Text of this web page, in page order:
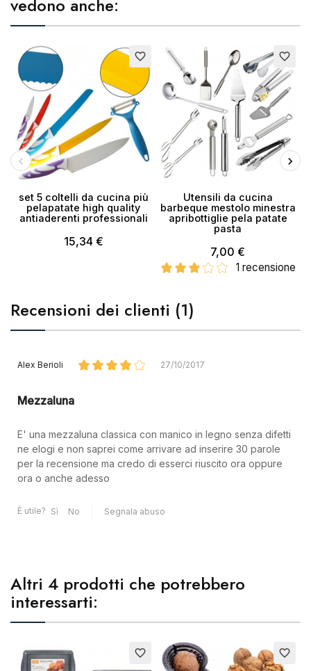
vedono anche:
favorite_border
set 5 coltelli da cucina più
pelapatate high quality
antiaderenti professionali
15,34 €
favorite_border
Utensili da cucina
barbeque mestolo minestra
apribottiglie pela patate
pasta
7,00 €
1 recensione
Recensioni dei clienti (1)
Alex Berioli 27/10/2017
Mezzaluna
E' una mezzaluna classica con manico in legno senza difetti
ne elogi e non saprei come arrivare ad inserire 30 parole
per la recensione ma credo di esserci riuscito ora oppure
ora o anche adesso
È utile? Sì No Segnala abuso
Altri 4 prodotti che potrebbero
interessarti:
favorite_border favorite_border
Crea lista dei desideri ×
Nome lista dei desideri
Crea lista dei desideri